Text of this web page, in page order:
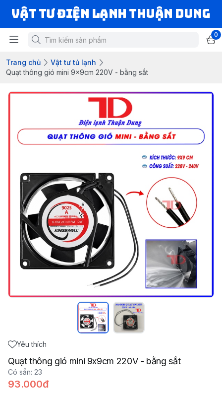
VẬT TƯ ĐIỆN LẠNH THUẬN DUNG
0
Trang chủ
Vật tư tủ lạnh
Quạt thông gió mini 9x9cm 220V - bằng sắt
Yêu thích
Quạt thông gió mini 9x9cm 220V - bằng sắt
Có sẵn: 23
93.000đ